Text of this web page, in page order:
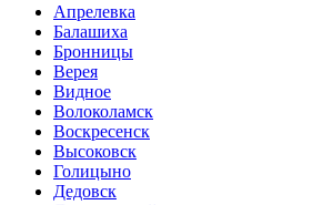
Апрелевка
Балашиха
Бронницы
Верея
Видное
Волоколамск
Воскресенск
Высоковск
Голицыно
Дедовск